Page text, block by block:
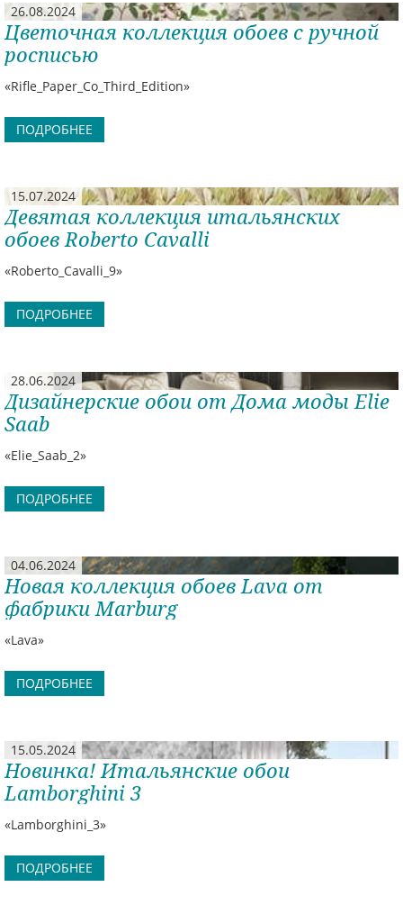
26.08.2024
Цветочная коллекция обоев с ручной
росписью
«Rifle_Paper_Co_Third_Edition»
ПОДРОБНЕЕ
15.07.2024
Девятая коллекция итальянских
обоев Roberto Cavalli
«Roberto_Cavalli_9»
ПОДРОБНЕЕ
28.06.2024
Дизайнерские обои от Дома моды Elie
Saab
«Elie_Saab_2»
ПОДРОБНЕЕ
04.06.2024
Новая коллекция обоев Lava от
фабрики Marburg
«Lava»
ПОДРОБНЕЕ
15.05.2024
Новинка! Итальянские обои
Lamborghini 3
«Lamborghini_3»
ПОДРОБНЕЕ